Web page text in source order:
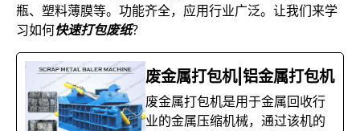
瓶、塑料薄膜等。功能齐全，应用行业广泛。让我们来学
习如何快速打包废纸？
废金属打包机|铝金属打包机
废金属打包机是用于金属回收行
业的金属压缩机械，通过该机的